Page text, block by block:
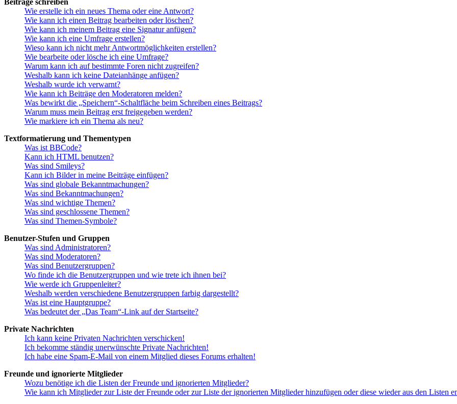
Beiträge schreiben
Wie erstelle ich ein neues Thema oder eine Antwort?
Wie kann ich einen Beitrag bearbeiten oder löschen?
Wie kann ich meinem Beitrag eine Signatur anfügen?
Wie kann ich eine Umfrage erstellen?
Wieso kann ich nicht mehr Antwortmöglichkeiten erstellen?
Wie bearbeite oder lösche ich eine Umfrage?
Warum kann ich auf bestimmte Foren nicht zugreifen?
Weshalb kann ich keine Dateianhänge anfügen?
Weshalb wurde ich verwarnt?
Wie kann ich Beiträge den Moderatoren melden?
Was bewirkt die „Speichern“-Schaltfläche beim Schreiben eines Beitrags?
Warum muss mein Beitrag erst freigegeben werden?
Wie markiere ich ein Thema als neu?
Textformatierung und Thementypen
Was ist BBCode?
Kann ich HTML benutzen?
Was sind Smileys?
Kann ich Bilder in meine Beiträge einfügen?
Was sind globale Bekanntmachungen?
Was sind Bekanntmachungen?
Was sind wichtige Themen?
Was sind geschlossene Themen?
Was sind Themen-Symbole?
Benutzer-Stufen und Gruppen
Was sind Administratoren?
Was sind Moderatoren?
Was sind Benutzergruppen?
Wo finde ich die Benutzergruppen und wie trete ich ihnen bei?
Wie werde ich Gruppenleiter?
Weshalb werden verschiedene Benutzergruppen farbig dargestellt?
Was ist eine Hauptgruppe?
Was bedeutet der „Das Team“-Link auf der Startseite?
Private Nachrichten
Ich kann keine Privaten Nachrichten verschicken!
Ich bekomme ständig unerwünschte Private Nachrichten!
Ich habe eine Spam-E-Mail von einem Mitglied dieses Forums erhalten!
Freunde und ignorierte Mitglieder
Wozu benötige ich die Listen der Freunde und ignorierten Mitglieder?
Wie kann ich Mitglieder zur Liste der Freunde oder zur Liste der ignorierten Mitglieder hinzufügen oder diese wieder aus den Listen